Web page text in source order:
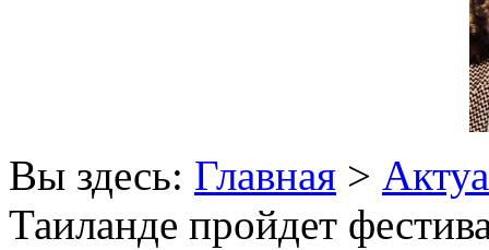
Вы здесь: Главная >
Таиланде пройдет